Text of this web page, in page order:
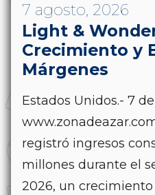
7 agosto, 2026
Light &
Crecimiento y
Márgenes
Estados Unidos.- 7
registró ingresos
millones durante el
2026, un crecimiento